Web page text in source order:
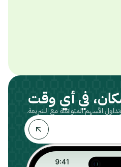
في أي وقت
الأسهم المتوافقة مع الشريعة.